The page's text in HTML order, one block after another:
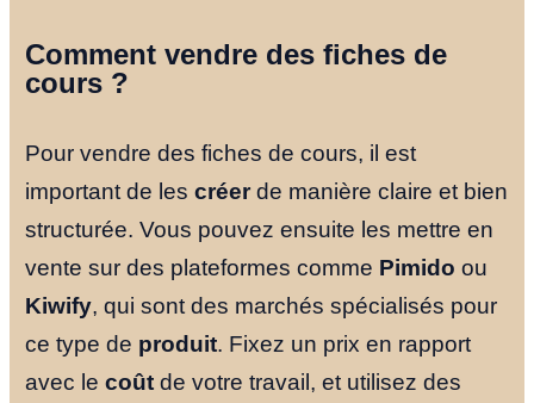
Comment vendre des fiches de
cours ?
Pour vendre des fiches de cours, il est
important de lescréerde manière claire et bien
structurée. Vous pouvez ensuite les mettre en
vente sur des plateformes comme Pimido ou
Kiwify, qui sont des marchés spécialisés pour
ce type de produit. Fixez un prix en rapport
avec lecoût de votre travail, et utilisez des